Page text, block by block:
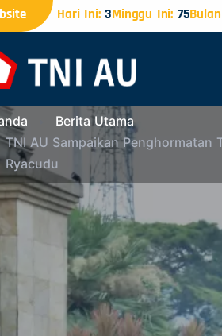
Hari Ini:3Minggu Ini: 75
Berita Utama
TNI AU Sampaikan Penghormatan
Ryacudu